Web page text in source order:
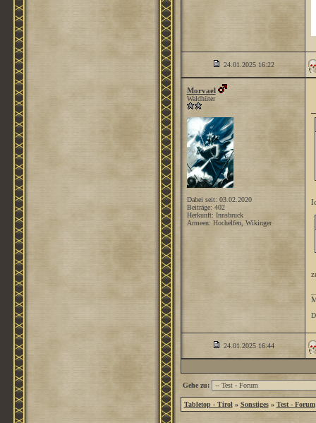
24.01.2025 16:22
Morvael
Waldhüter
Dabei seit: 03.02.2020
Beiträge: 402
Herkunft: Innsbruck
Armeen: Hochelfen, Wikinger
24.01.2025 16:44
Gehe zu:
Tabletop - Tirol » Sonstiges» Test - Forum